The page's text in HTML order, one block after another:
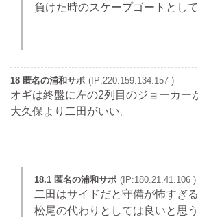
負けた時のスケープゴートとし
18 匿名の浦和サポ (IP:220.159.134.157 )
オギは終盤に左の2列目のジョーカー
大久保より二田がいい。
18.1 匿名の浦和サポ (IP:180.21.41.106 )
二田はサイドだと守備が怖すぎる
松尾の代わりとしては良いと思う